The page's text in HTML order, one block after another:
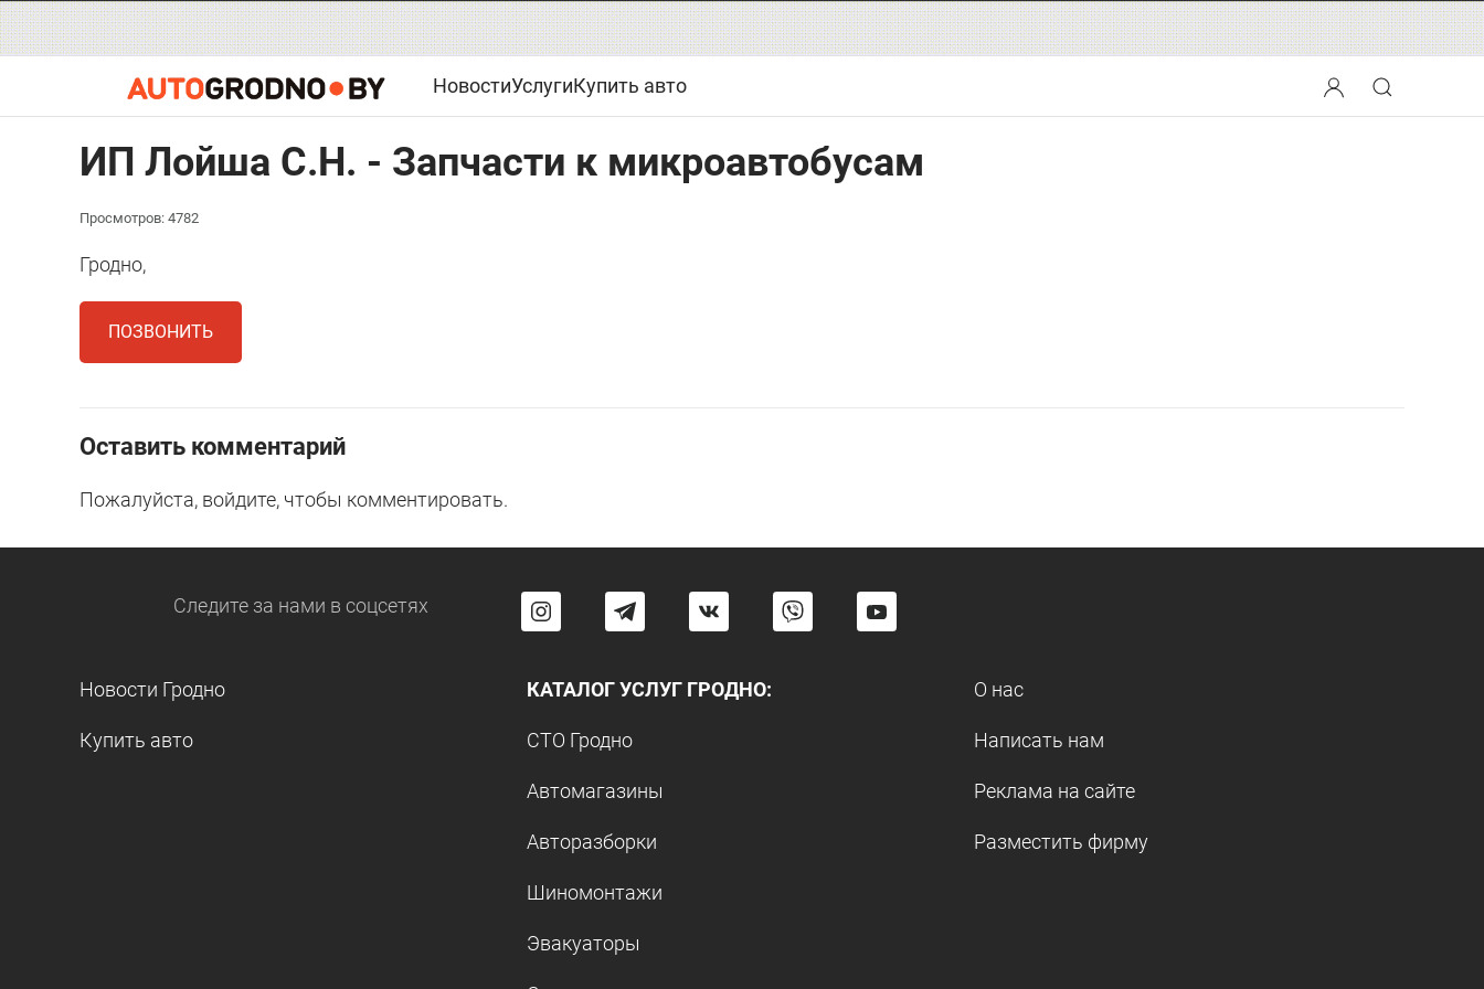
НовостиУслугиКупить авто
ИП Лойша С.Н. - Запчасти к микроавтобусам
Просмотров: 4782
Гродно,
ПОЗВОНИТЬ
Оставить комментарий
Пожалуйста, войдите, чтобы комментировать.
Следите за нами в соцсетях
Новости Гродно
Купить авто
КАТАЛОГ УСЛУГ ГРОДНО:
СТО Гродно
Автомагазины
Авторазборки
Шиномонтажи
Эвакуаторы
О нас
Написать нам
Реклама на сайте
Разместить фирму